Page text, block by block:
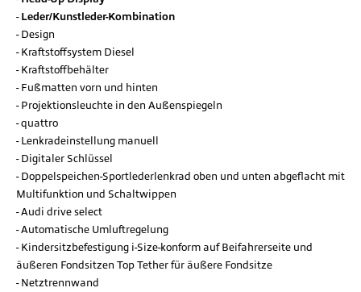
Leder/Kunstleder-Kombination
Design
Kraftstoffsystem Diesel
Kraftstoffbehälter
Fußmatten vorn und hinten
Projektionsleuchte in den Außenspiegeln
quattro
Lenkradeinstellung manuell
Digitaler Schlüssel
Doppelspeichen-Sportlederlenkrad oben und unten abgeflacht mit
Multifunktion und Schaltwippen
Audi drive select
Automatische Umluftregelung
Kindersitzbefestigung i-Size-konform auf Beifahrerseite und
äußeren Fondsitzen Top Tether für äußere Fondsitze
Netztrennwand